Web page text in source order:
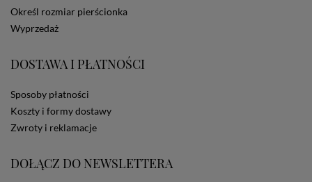
zamieszczane w urządzeniu końcowym każdego
użytkownika. Jeżeli użytkownik nie wyraża zgody na
stosowanie plików cookies powinien zmienić
informacji o plikach cookies.
Określ rozmiar pierścionka
Wyprzedaż
DOSTAWA I PŁATNOŚCI
Sposoby płatności
Koszty i formy dostawy
Zwroty i reklamacje
DOŁĄCZ DO NEWSLETTERA